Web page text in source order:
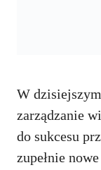
W
zarządzanie
do sukcesu
zupełnie